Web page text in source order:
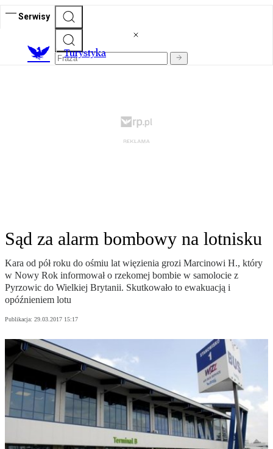
Serwisy
Turystyka
Sąd za alarm bombowy na lotnisku
Kara od pół roku do ośmiu lat więzienia grozi Marcinowi H., który
w Nowy Rok informował o rzekomej bombie w samolocie z
Pyrzowic do Wielkiej Brytanii. Skutkowało to ewakuacją i
opóźnieniem lotu
Publikacja: 29.03.2017 15:17